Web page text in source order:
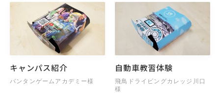
キャンパス紹介
バンタンゲームアカデミー様
自動車教習体験
飛鳥ドライビングカレッジ川口
様